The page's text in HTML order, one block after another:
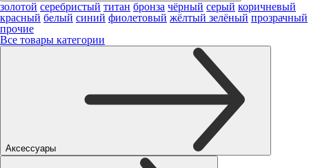
золотой серебристый титан бронза чёрный серый коричневый
красный белый синий фиолетовый жёлтый зелёный прозрачный
прочие
Все товары категории
Аксессуары